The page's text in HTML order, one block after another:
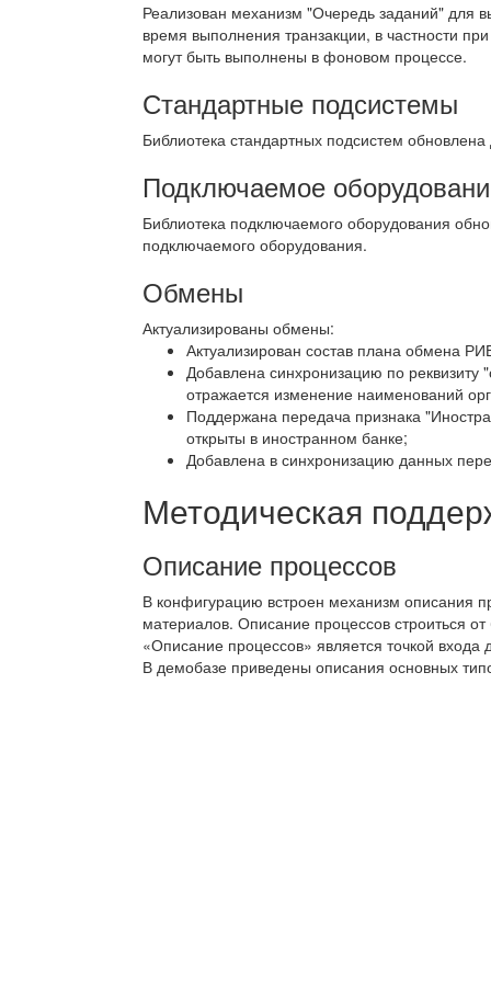
Реализован механизм "Очередь заданий" для
время выполнения транзакции, в частности
могут быть выполнены в фоновом процессе.
Стандартные подсистемы
Библиотека стандартных подсистем
Подключаемое
Библиотека подключаемого оборудования
подключаемого оборудования.
Обмены
Актуализированы обмены:
Актуализирован состав плана обмена
Добавлена синхронизацию по реквизиту
отражается изменение наименований
Поддержана передача признака
открыты в иностранном банке;
Добавлена в синхронизацию данных
Методическая
Описание процессов
В конфигурацию встроен механизм описания
материалов. Описание процессов строиться
«Описание процессов» является точкой
В демобазе приведены описания основных